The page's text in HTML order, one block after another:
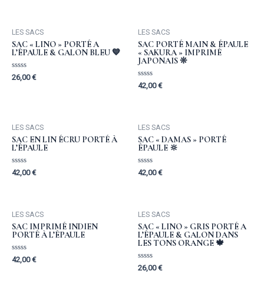
LES SACS
SAC « LINO » PORTÉ A
L’ÉPAULE & GALON BLEU 💙
Rated
26,00€
LES SACS
SAC PORTÉ MAIN & ÉPAULE
« SAKURA » IMPRIMÉ
JAPONAIS ❊
Rated
42,00€
LES SACS
SAC EN LIN ÉCRU PORTÉ À
L’ÉPAULE
Rated
0
42,00€
LES SACS
SAC « DAMAS » PORTÉ
ÉPAULE 🔆
Rated
0
42,00€
LES SACS
SAC IMPRIMÉ INDIEN
PORTÉ À L’ÉPAULE
Rated
0
42,00€
LES SACS
SAC « LINO » GRIS PORTÉ A
L’ÉPAULE & GALON DANS
LES TONS ORANGE 🍁
Rated
0
26,00€